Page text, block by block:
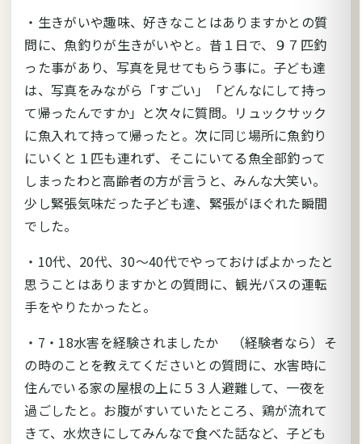
・生きがいや趣味、好きなことはありますかとの質
問に、魚釣りが生きがいやと。昔１日で、９７匹釣
った事があり、写真を見せてもらう事に。子ども達
は、写真をみながら「すごい」「どんなにして持っ
て帰ったんですか」と次々に質問。リュックサック
に魚入れて持って帰ったと。次に同じ場所に魚釣り
にいくと１匹も連れず、そこにいてる魚全部釣って
しまったわと高齢者の方が言うと、みんな大笑い。
少し緊張気味だった子ども達、緊張がほぐれた瞬間
でした。
・10代、20代、30～40代でやっておけばよかったと
思うことはありますかとの質問に、観光バスの運転
手をやりたかったと。
・7・18水害を経験されましたか （経験者なら）そ
の時のことを教えてくださいとの質問に、水害時に
住んでいる家の屋根の上に５３人避難して、一夜を
過ごしたと。お腹がすいていたところ、鶏が流れて
きて、水炊きにしてみんなで食べた話など、子ども